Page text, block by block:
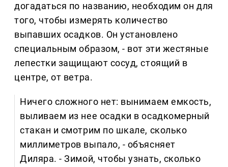
догадаться по названию, необходим он для
того, чтобы измерять количество
выпавших осадков. Он установлено
специальным образом, - вот эти жестяные
лепестки защищают сосуд, стоящий в
центре, от ветра.
Ничего сложного нет: вынимаем емкость,
выливаем из нее осадки в осадкомерный
стакан и смотрим по шкале, сколько
миллиметров выпало, - объясняет
Диляра. - Зимой, чтобы узнать, сколько